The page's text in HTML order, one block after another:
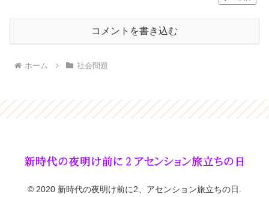
コメントを書き込む
ホーム 社会問題
© 2020 新時代の夜明け前に2、アセンション旅立ちの日.